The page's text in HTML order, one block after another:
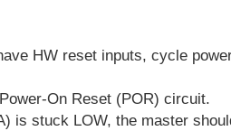
HW reset inputs, cycle
On Reset (POR) circuit.
is stuck LOW, the master